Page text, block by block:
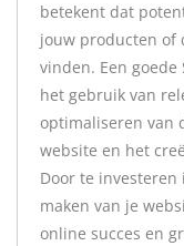
betekent dat
jouw producten of
vinden. Een goede
het gebruik van
optimaliseren van
website en het
Door te
maken van je
online succes en